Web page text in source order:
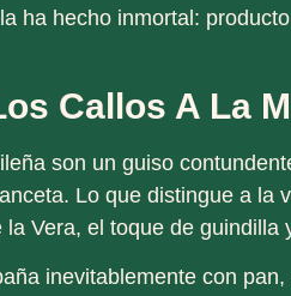
ha hecho inmortal:
Callos A La
son un guiso
Lo que distingue a la
la Vera, el toque de guindilla
inevitablemente con